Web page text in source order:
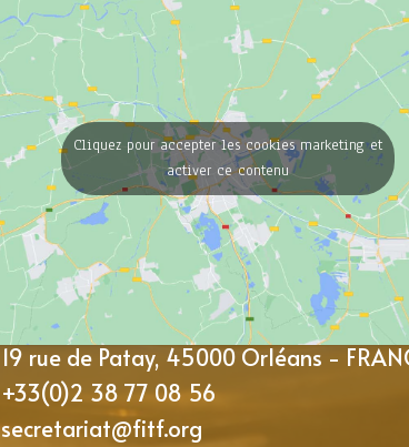
Cliquez pour accepter les cookies marketing et
activer ce contenu
19 rue de Patay, 45000 Orléans -
+33(0)2 38 77 08 56
secretariat@fitf.org